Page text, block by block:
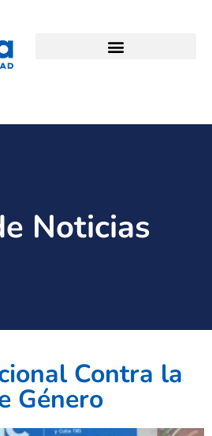
Noticias
Contra la
Género